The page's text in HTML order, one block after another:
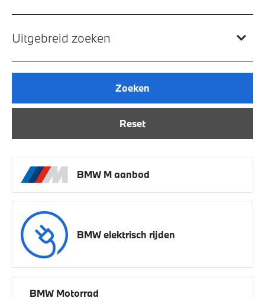
Uitgebreid zoeken
Reset
Zoeken
BMW M aanbod
BMW elektrisch rijden
BMW Motorrad